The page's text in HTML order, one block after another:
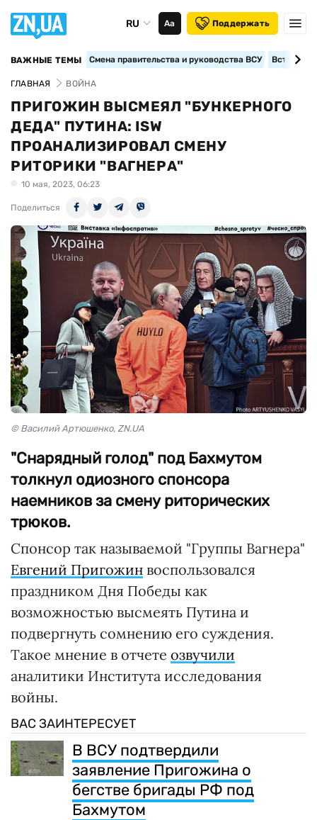
RU Аа Поддержать
ВАЖНЫЕ ТЕМЫ Смена правительства и руководства ВСУ
ГЛАВНАЯ ВОЙНА
ПРИГОЖИН ВЫСМЕЯЛ "БУНКЕРНОГО
ДЕДА" ПУТИНА: ISW
ПРОАНАЛИЗИРОВАЛ СМЕНУ
РИТОРИКИ "ВАГНЕРА"
10 мая, 2023, 06:23
Поделиться
© Василий Артюшенко, ZN.UA
"Снарядный голод" под Бахмутом
толкнул одиозного спонсора
наемников за смену риторических
трюков.
Спонсор так называемой "Группы Вагнера"
Евгений Пригожин воспользовался
праздником Дня Победы как
возможностью высмеять Путина и
подвергнуть сомнению его суждения.
Такое мнение в отчете озвучили
аналитики Института исследования
войны.
ВАС ЗАИНТЕРЕСУЕТ
В ВСУ подтвердили
заявление Пригожина о
бегстве бригады РФ под
Бахмутом